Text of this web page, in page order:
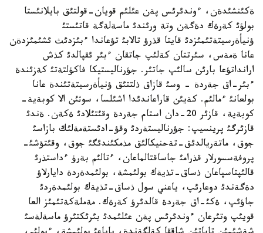
ةكئنشئدةن، ءوندئرئس پةن عئلئم قويان-قولتئق بايلانئستا
بولؤئ كةرةك دةگةن وتة ورئندئ ماسةلةگة قاتئستئ
ؤنيأةرسيتةتئمئزدئ قايتا قذرؤ تالابئ تؤعاندا ءبئزدئث ئشئمئزدةن
عانا ةمةس، سئرتتان كةلئپ جاتقان ءبئر ئقپالدئ كذش
ارانداتؤعا بارئن سالئپ جاتئر. جؤرناليستيكا فاكؤلتةتئ كةزئندة
ءبئر-اق جةردة - وسئ قازاق ذلتتئق ؤنيأةرسيتةتئندة عانا
بولعانئ ءمالئم. كةيئن قاراعاندئدا اشئلسا، سوثئن الا كوبةية-
كوبةية، قازئر 20-دان استام جةردة وقئتئلادئ ةكةن. ةندئ
قازئرگئ پرينسيپ: جؤرناليستةردئ وقؤ-ادئستةمةلئك بازاسئ
جوق، ماتةريالدئق-تةحنيكالئق مذمكئندئگئ جوق، وقئتؤشئ-
پروفةسسورلار قذرامئ جاساقتالماعان، ءتالئم بةرؤ ءداستذرئ
قالئپتاسپاعان ذساق-تذيةك بولئمشة، بولئمدةردة دايارلاؤ
دةگةندئ دوعارئپ، ياعني سول ذساق-تذيةك بولئمدةردئ
جاؤئپ، ةكئ-اق جةردة قالدئرؤ كةرةك. مةملةكةتئمئز العا
قويئپ وتئرعان ءوندئرئس پةن عئلئمدئ بئرئكتئرؤ ماسةلةسئ